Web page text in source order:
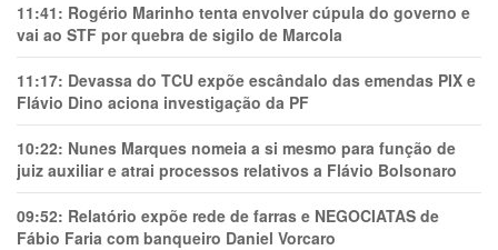
11:41: Rogério Marinho tenta envolver cúpula do governo e
vai ao STF por quebra de sigilo de Marcola
11:17: Devassa do TCU expõe escândalo das emendas PIX e
Flávio Dino aciona investigação da PF
10:22: Nunes Marques nomeia a si mesmo para função de
juiz auxiliar e atrai processos relativos a Flávio Bolsonaro
09:52: Relatório expõe rede de farras e NEGOCIATAS de
Fábio Faria com banqueiro Daniel Vorcaro